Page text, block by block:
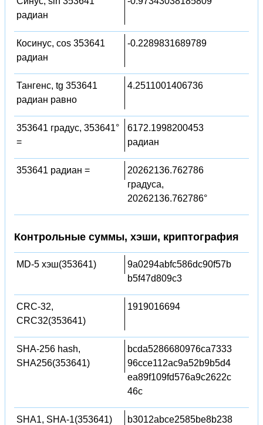
радиан
Косинус, cos 353641
радиан
-0.2289831689789
Тангенс, tg 353641
радиан равно
4.2511001406736
353641 градус, 353641°
=
6172.1998200453
радиан
353641 радиан =
20262136.762786
градуса,
20262136.762786°
Контрольные суммы, хэши, криптография
MD-5 хэш(353641)
9a0294abfc586dc90f57b
b5f47d809c3
CRC-32,
CRC32(353641)
1919016694
SHA-256 hash,
SHA256(353641)
bcda5286680976ca7333
96cce112ac9a52b9b5d4
ea89f109fd576a9c2622c
46c
SHA1, SHA-1(353641)
b3012abce2585be8b238